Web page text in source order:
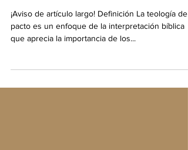
Duncan
¡Aviso de artículo largo! Definición La teología del
pacto es un enfoque de la interpretación bíblica